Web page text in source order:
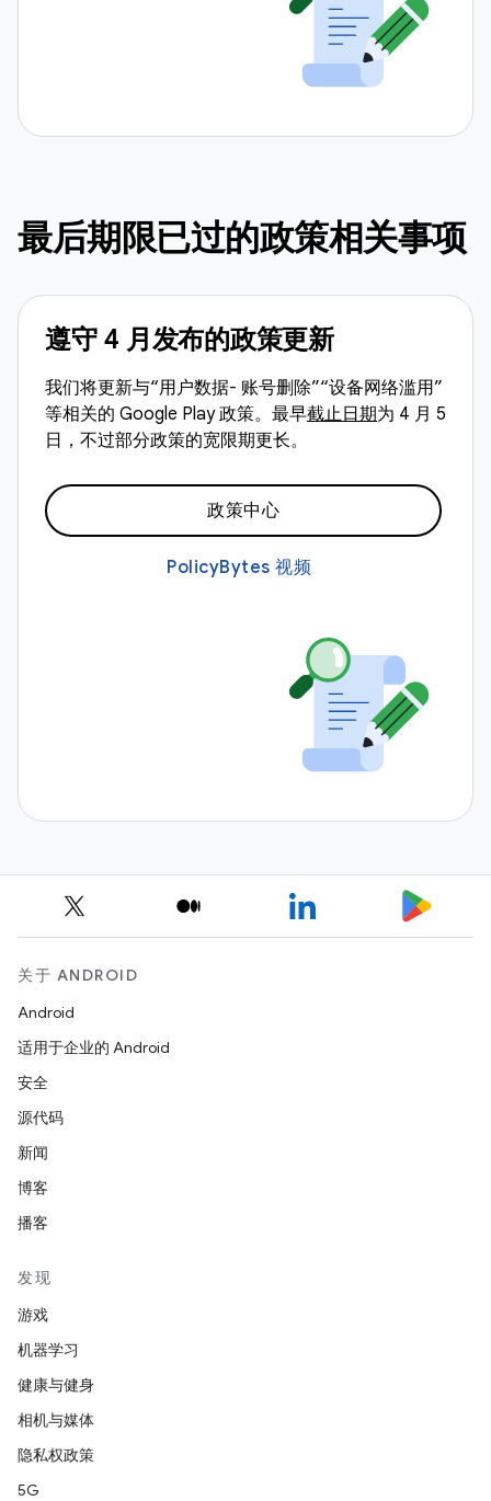
最后期限已过的政策相关事项
遵守 4 月发布的政策更新
我们将更新与“用户数据- 账号删除”“设备网络滥用”
等相关的 Google Play 政策。最早截止日期为 4 月 5
日，不过部分政策的宽限期更长。
政策中心
PolicyBytes 视频
关于 ANDROID
Android
适用于企业的 Android
安全
源代码
新闻
博客
播客
发现
游戏
机器学习
健康与健身
相机与媒体
隐私权政策
5G